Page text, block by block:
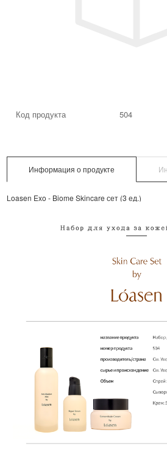
Код продукта 504
Информация о продукте
Loasen Exo - Biome Skincare сет (3 ед.)